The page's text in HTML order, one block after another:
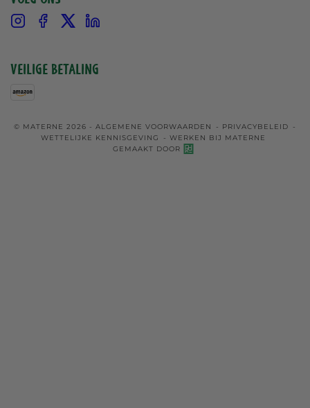
Instagram
Facebook
X Linkedin
Veilige betaling
© MATERNE 2026 - ALGEMENE VOORWAARDEN - PRIVACYBELEID
-
WETTELIJKE KENNISGEVING
- WERKEN BIJ MATERNE
GEMAAKT DOOR